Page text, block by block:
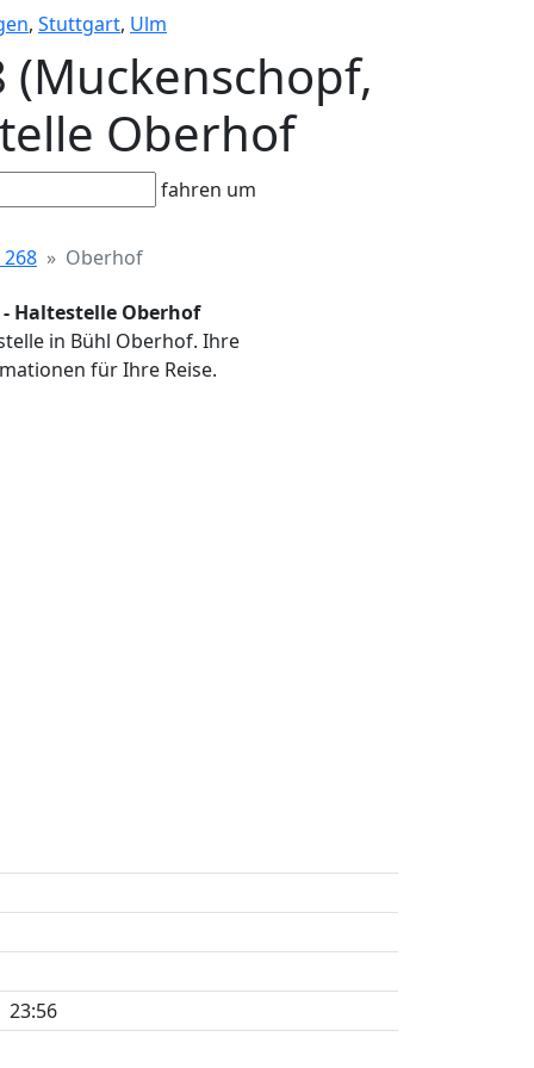
, Stuttgart, Ulm
(Muckenschopf,
Oberhof
fahren um
268 Oberhof
Haltestelle Oberhof
in Bühl Oberhof. Ihre
für Ihre Reise.
23:56